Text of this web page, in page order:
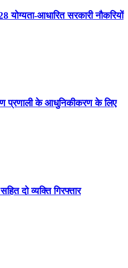
योग्यता-आधारित सरकारी नौकरियों
प्रणाली के आधुनिकीकरण के लिए
दो व्यक्ति गिरफ्तार